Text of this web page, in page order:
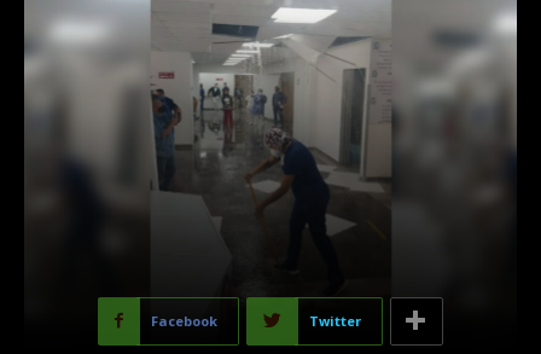
Facebook Twitter